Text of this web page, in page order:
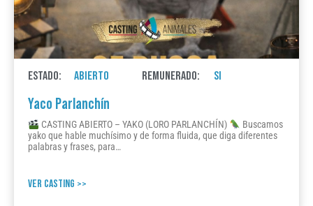
ESTADO: ABIERTO REMUNERADO: SI
Yaco Parlanchín
CASTING ABIERTO – YAKO (LORO PARLANCHÍN)
Buscamos
yako que hable muchísimo y de forma fluida, que diga diferentes
palabras y frases, para…
VER CASTING >>